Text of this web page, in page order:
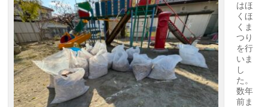
はほ
くほ
くま
つり
を行
いま
し
た。
数年
前ま